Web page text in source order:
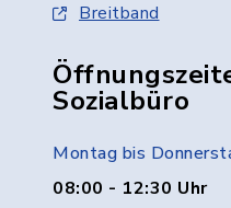
Breitband
Sozialbüro
Montag bis
08:00 - 12:30 Uhr